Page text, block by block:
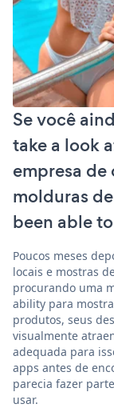
Se você
take a look
empresa
molduras
been able
Poucos meses
locais e mostras
procurando uma
ability para
produtos, seus
visualmente
adequada para
apps antes de
parecia fazer
usar.